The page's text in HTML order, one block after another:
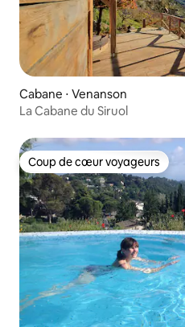
Cabane ⋅ Venanson
La Cabane du Siruol
Coup de cœur voyageurs
Coup de cœur voyageurs